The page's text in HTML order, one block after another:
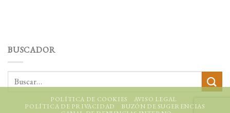
BUSCADOR
POLÍTICA DE COOKIES
AVISO LEGAL
POLÍTICA DE PRIVACIDAD
BUZÓN DE SUGERENCIAS